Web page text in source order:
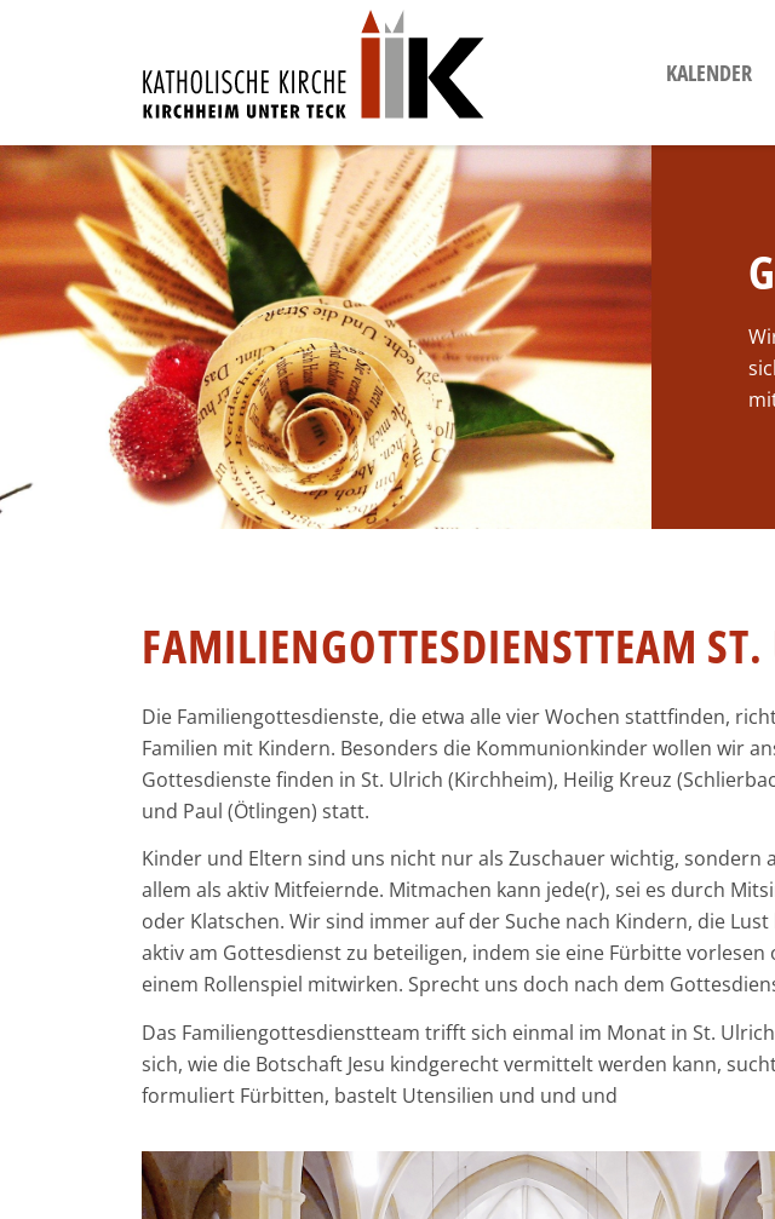
KALENDER
FAMILIENGOTTESDIENSTTEAM ST.
Die Familiengottesdienste, die etwa alle vier Wochen stattfinden,
Familien mit Kindern. Besonders die Kommunionkinder wollen wir
Gottesdienste finden in St. Ulrich (Kirchheim), Heilig Kreuz
und Paul (Ötlingen) statt.
Kinder und Eltern sind uns nicht nur als Zuschauer wichtig, sondern
allem als aktiv Mitfeiernde. Mitmachen kann jede(r), sei es durch
oder Klatschen. Wir sind immer auf der Suche nach Kindern, die Lust
aktiv am Gottesdienst zu beteiligen, indem sie eine Fürbitte vorlesen
einem Rollenspiel mitwirken. Sprecht uns doch nach dem
Das Familiengottesdienstteam trifft sich einmal im Monat in St.
sich, wie die Botschaft Jesu kindgerecht vermittelt werden kann,
formuliert Fürbitten, bastelt Utensilien und und und